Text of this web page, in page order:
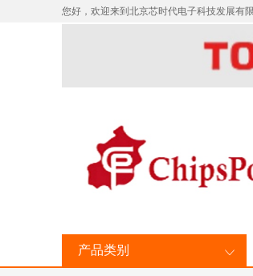
您好，欢迎来到北京芯时代电子科技发展有
产品类别